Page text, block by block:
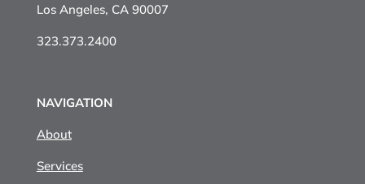
Los Angeles, CA 90007
323.373.2400
NAVIGATION
About
Services